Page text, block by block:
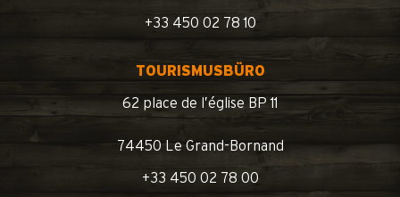
+33 450 02 78 10
TOURISMUSBÜRO
62 place de l’église BP 11
74450 Le Grand-Bornand
+33 450 02 78 00